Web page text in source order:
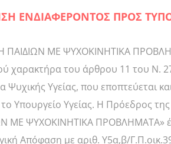
ΕΝΔΙΑΦΕΡΟΝΤΟΣ ΠΡΟΣ
ΜΕ ΨΥΧΟΚΙΝΗΤΙΚΑ
χαρακτήρα του άρθρου 11 του Ν.
Ψυχικής Υγείας, που εποπτεύεται
Υπουργείο Υγείας. Η Πρόεδρος
ΜΕ ΨΥΧΟΚΙΝΗΤΙΚΑ ΠΡΟΒΛΗΜΑΤΑ»
Απόφαση με αριθ. Υ5α,β/